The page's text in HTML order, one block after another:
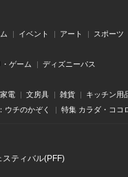
イベント アート スポーツ
ゲーム ディズニーパス
家電 文房具 雑貨 キッチン用
ウチのかぞく 特集 カラダ・ココ
ティバル(PFF)